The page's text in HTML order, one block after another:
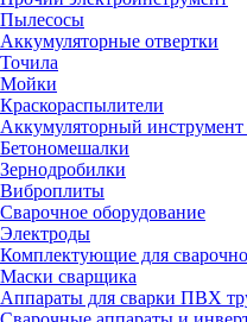
Пылесосы
Аккумуляторные отвертки
Точила
Мойки
Краскораспылители
Аккумуляторный
Бетономешалки
Зернодробилки
Виброплиты
Сварочное оборудование
Электроды
Комплектующие для
Маски сварщика
Аппараты для сварки ПВХ